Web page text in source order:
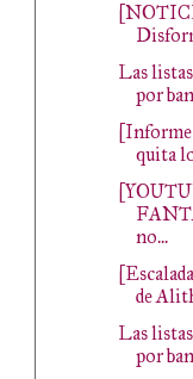
Las
por
[Informe
quita
no...
de
Las
por